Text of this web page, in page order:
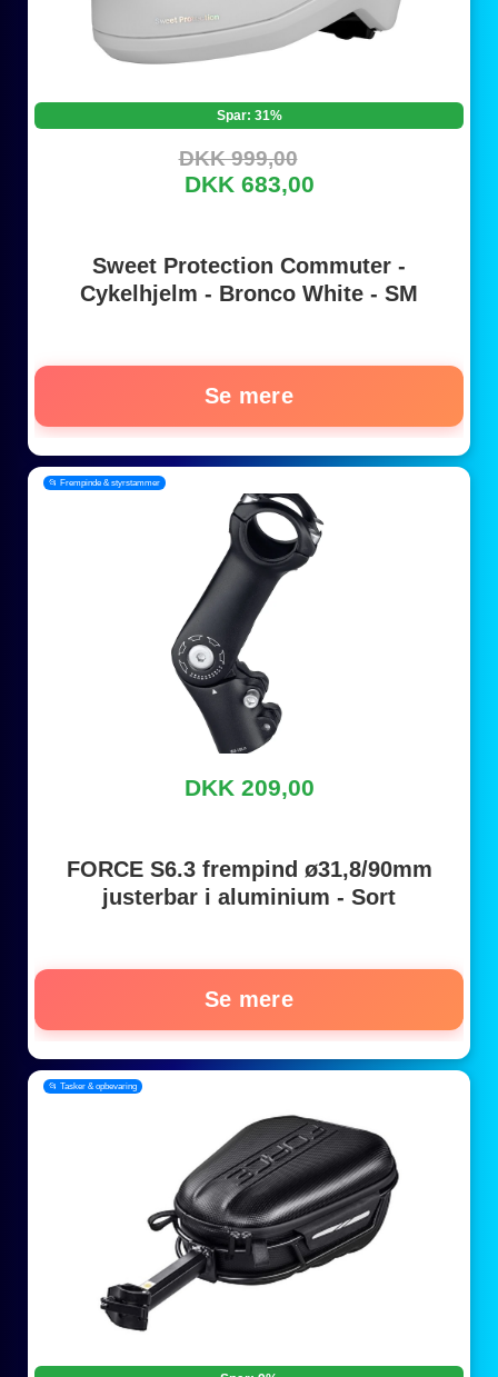
Spar: 31%
DKK 999,00
DKK 683,00
Sweet Protection Commuter -
Cykelhjelm - Bronco White - SM
Se mere
📂 Frempinde & styrstammer
DKK 209,00
FORCE S6.3 frempind ø31,8/90mm
justerbar i aluminium - Sort
Se mere
📂 Tasker & opbevaring